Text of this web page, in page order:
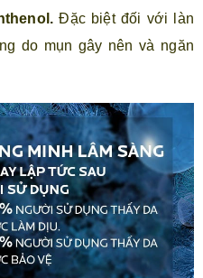
Đặc biệt đối với làn
do mụn gây nên và ngăn